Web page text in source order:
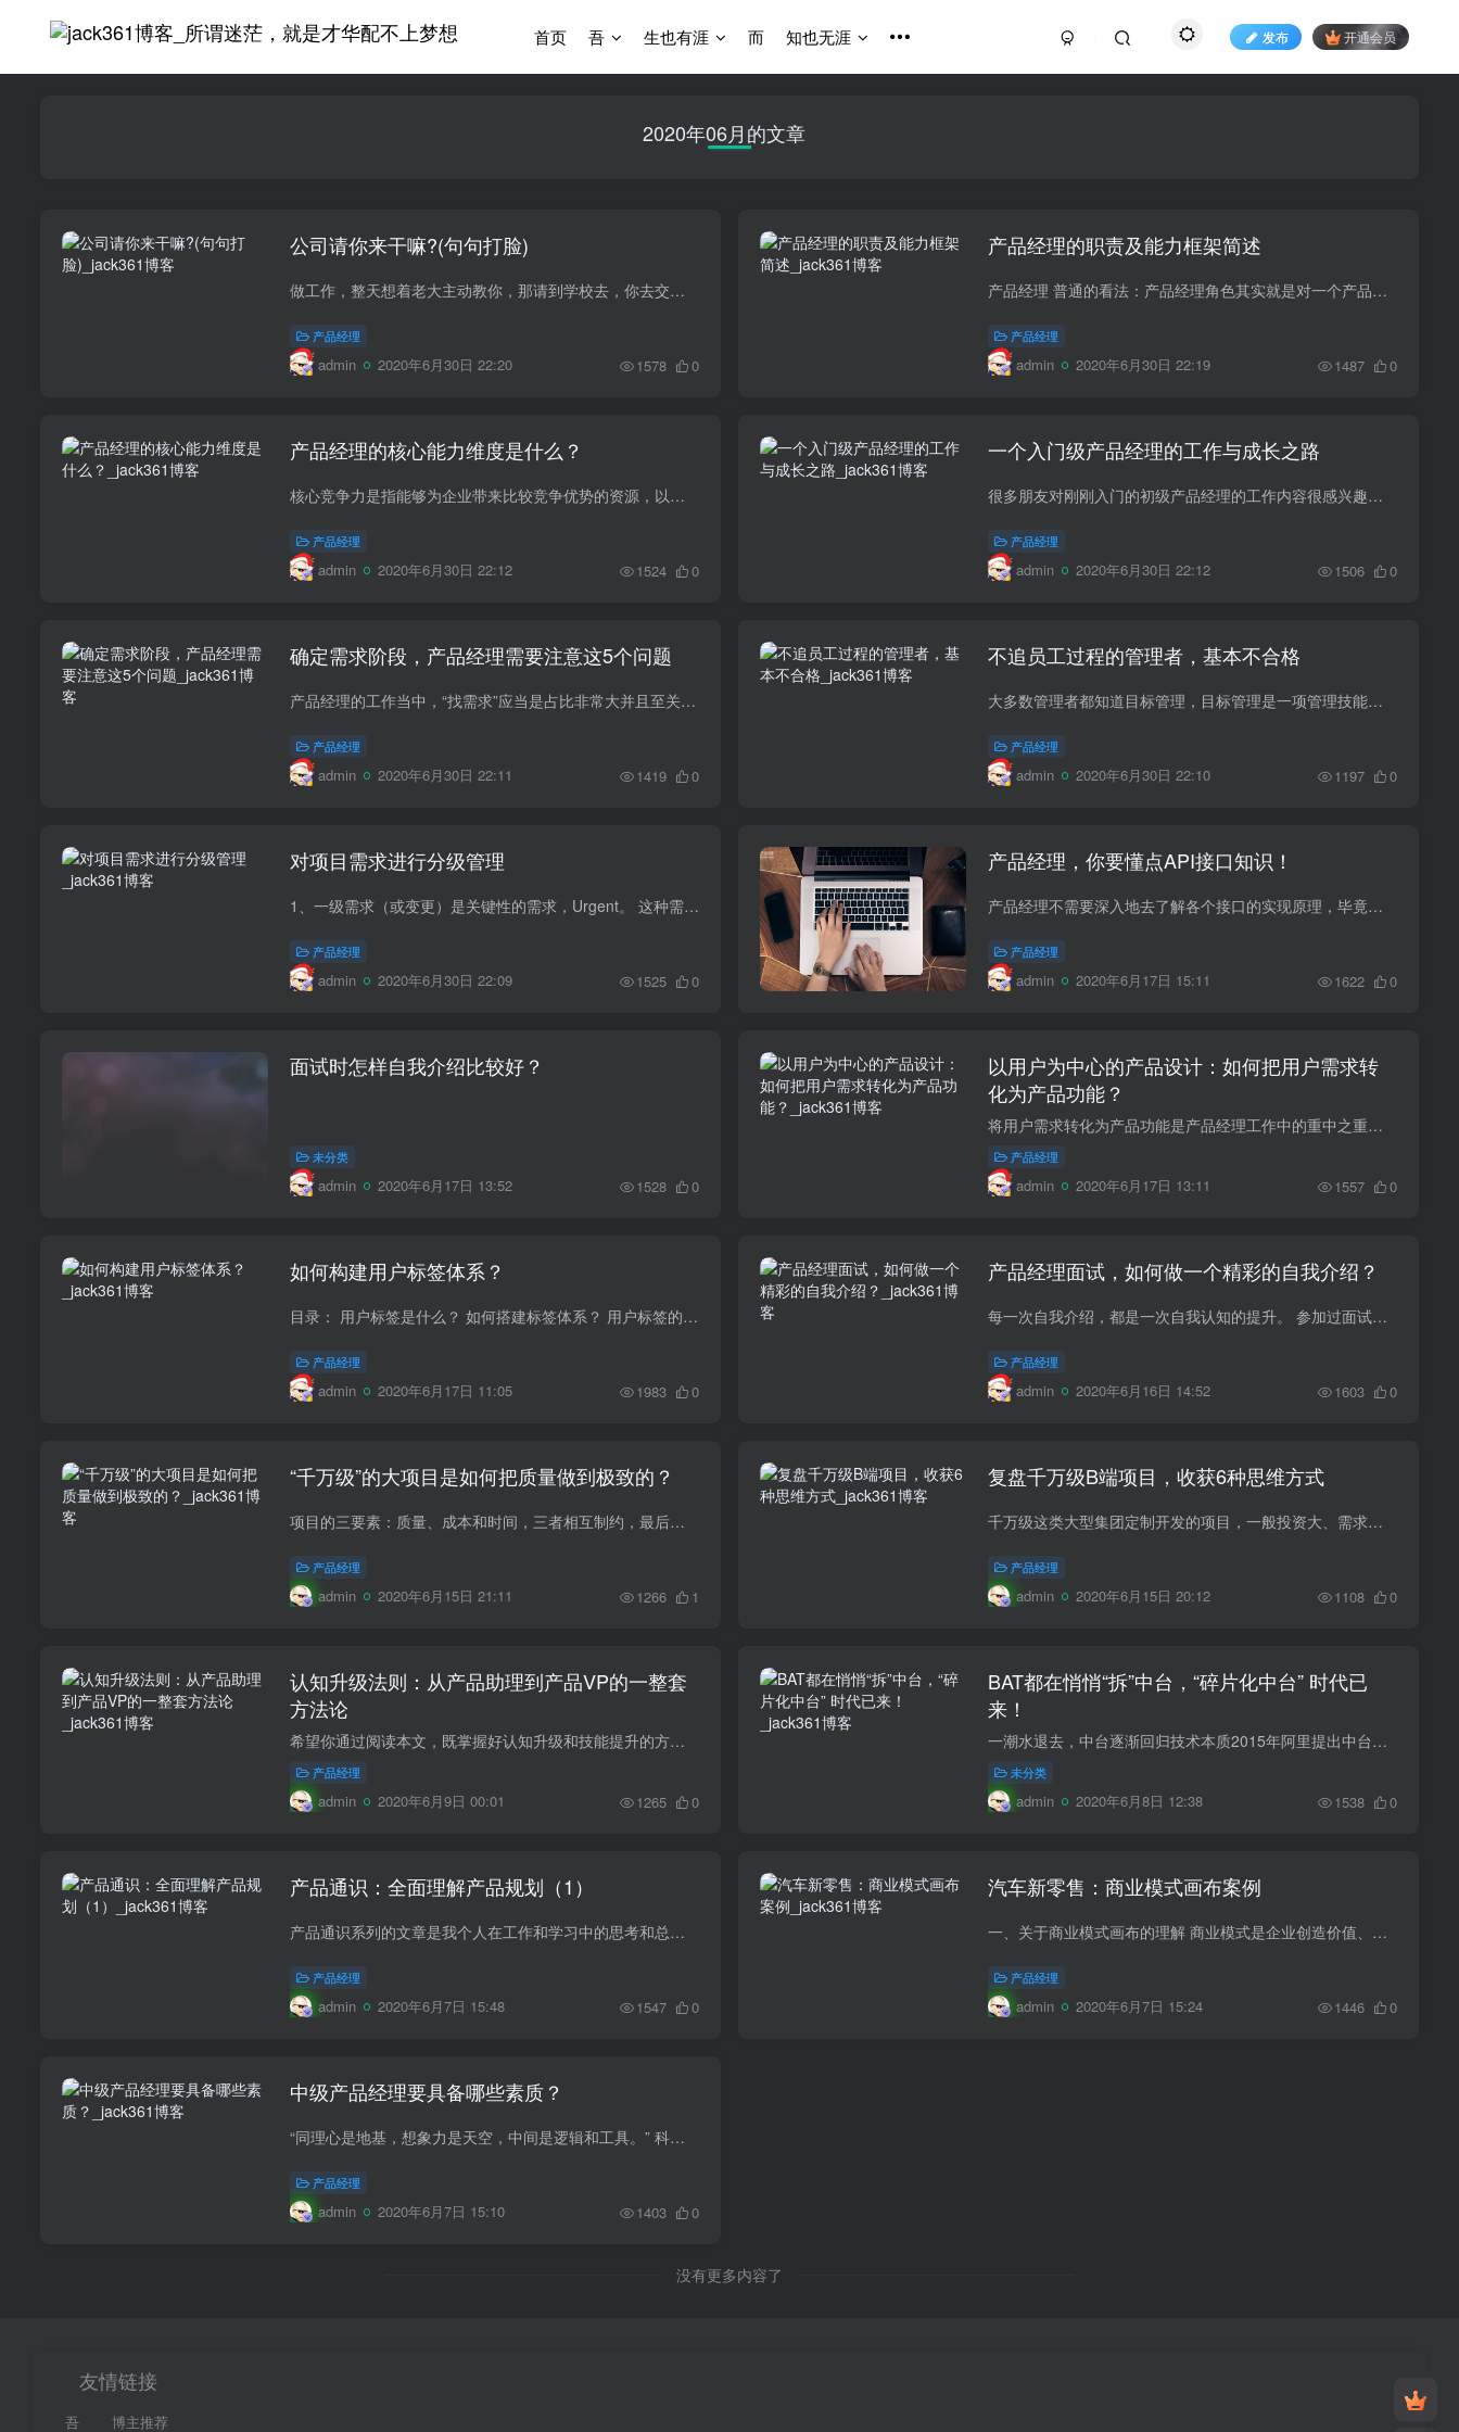
首页 吾 生也有涯 而 知也无涯 发布 开通会员
2020年06月的文章
公司请你来干嘛?(句句打脸)
做工作，整天想着老大主动教你，那请到学校去，你去交学费而不是你领工资！ 做工作，要让老大哄着你做事，那请回妈妈身边去，因为没人有时间无故哄你！ 优秀的人是属于积极、努力...
产品经理
admin 2020年6月30日 22:20 1578 0
产品经理的职责及能力框架简述
产品经理 普通的看法：产品经理角色其实就是对一个产品负根本责任的管理者。 这儿的产品可以是某个产品线/产品，或者是某一产品下的部分（可以看成子产品）。 主要的职责是产品战略和发展的...
产品经理
admin 2020年6月30日 22:19 1487 0
产品经理的核心能力维度是什么？
核心竞争力是指能够为企业带来比较竞争优势的资源，以及资源的配置与整合方式。随着企业资源的变化以及配置与整合效率的提高，企业的核心竞争力也会随之发生变化。凭借着核心竞争力产生的动力，...
产品经理
admin 2020年6月30日 22:12 1524 0
一个入门级产品经理的工作与成长之路
很多朋友对刚刚入门的初级产品经理的工作内容很感兴趣，那么，就分享一下我实习时当产品助理的日常工作内容。 先大概说明一下，我实习公司的项目情况和我当时负责的项目情况，这样大家可能就...
产品经理
admin 2020年6月30日 22:12 1506 0
确定需求阶段，产品经理需要注意这5个问题
产品经理的工作当中，“找需求”应当是占比非常大并且至关重要的一项工作内容。需求阶段是整个产品生命周期中的孕育期，需求能否准确命中，决定着一个功能乃至一个产品的生死。但往往产品经理在...
产品经理
admin 2020年6月30日 22:11 1419 0
不追员工过程的管理者，基本不合格
大多数管理者都知道目标管理，目标管理是一项管理技能，主要方法是让团队成员明确目标，再通过适当的管理方式促使成员达到各自的分目标，最终实现团队的总目标。 根据彼得·德鲁克的观点，目...
产品经理
admin 2020年6月30日 22:10 1197 0
对项目需求进行分级管理
1、一级需求（或变更）是关键性的需求，Urgent。 这种需求如果不满足，意味着整个项目不能正常交付使用，前期工作也会被全部否定。这个级别的需求是必须满足的，否则就意味着否定自身的项目...
产品经理
admin 2020年6月30日 22:09 1525 0
产品经理，你要懂点API接口知识！
产品经理不需要深入地去了解各个接口的实现原理，毕竟术业有专攻，但是了解什么场景应该使用什么样的接口还是很有必要的，可以方便更好地对外提供数据服务。 刚成为产品经理的时候常常听到开发...
产品经理
admin 2020年6月17日 15:11 1622 0
面试时怎样自我介绍比较好？
未分类
admin 2020年6月17日 13:52 1528 0
以用户为中心的产品设计：如何把用户需求转
化为产品功能？
将用户需求转化为产品功能是产品经理工作中的重中之重，只有正确地理解用户需求，准确的转化为产品功能才能真正的实现产品价值。 在日常工作中，产品人员经常会面对一个问题，如何将用户需求转...
产品经理
admin 2020年6月17日 13:11 1557 0
如何构建用户标签体系？
目录： 用户标签是什么？ 如何搭建标签体系？ 用户标签的作用？ 一、用户标签是什么 用户标签是构成用户画像的核心因素，是将用户在平台内所产生的行为数据，分析提炼后生成具有...
产品经理
admin 2020年6月17日 11:05 1983 0
产品经理面试，如何做一个精彩的自我介绍？
每一次自我介绍，都是一次自我认知的提升。 参加过面试的人都知道，进入正式面试环节前，面试官通常会让求职者做个自我介绍。一个精彩的自我介绍是面试成功的基础，决定着面试官对求职者的第一...
产品经理
admin 2020年6月16日 14:52 1603 0
“千万级”的大项目是如何把质量做到极致的？
项目的三要素：质量、成本和时间，三者相互制约，最后达到平衡。对于千万级的大项目来说，成本不是问题，关键在于时间和质量。大多数时候，最首要的是质量。 说白了，越“不差钱”的项目，越...
产品经理
admin 2020年6月15日 21:11 1266 1
复盘千万级B端项目，收获6种思维方式
千万级这类大型集团定制开发的项目，一般投资大、需求多、周期长、且用户关系复杂，本文作者以自己亲身经验，为大家总结出五种适用于这类项目的思维方式。 我要复盘的千万级项目，主要指大型集...
产品经理
admin 2020年6月15日 20:12 1108 0
认知升级法则：从产品助理到产品VP的一整套
方法论
希望你通过阅读本文，既掌握好认知升级和技能提升的方法，也能形成从产品助理到产品VP的一整套方法论。 学习方法是有高阶和低阶的区分的。 从低阶到高阶，学习方法大概有这么几类： ...
产品经理
admin 2020年6月9日 00:01 1265 0
BAT都在悄悄“拆”中台，“碎片化中台” 时代已
来！
一潮水退去，中台逐渐回归技术本质2015年阿里提出中台战略，构建符合DT时代的“大中台，小前台”的组织机制和业务机制，中台的序幕就此来开。时任阿里巴巴CEO的逍遥子不会想到，四年之后中台竟...
未分类
admin 2020年6月8日 12:38 1538 0
产品通识：全面理解产品规划（1）
产品通识系列的文章是我个人在工作和学习中的思考和总结，写作是为了进一步巩固自己，将知识体系化的输出，也是为了与大家分享和探讨。写作的过程本身也是重新思考的过程，相当有意义。 一、什...
产品经理
admin 2020年6月7日 15:48 1547 0
汽车新零售：商业模式画布案例
一、关于商业模式画布的理解 商业模式是企业创造价值、传递价值、获取价值的方式，而商业模式画布是构思和分析商业模式的模型工具，可将商业模式可视化的呈现。商业模式画布分为客户群体、价...
产品经理
admin 2020年6月7日 15:24 1446 0
中级产品经理要具备哪些素质？
“同理心是地基，想象力是天空，中间是逻辑和工具。” 科技创造价值是务实，品位美好生活是浪漫，关注产品细节，服务最广大的用户是务实的浪漫。 这是一个属于产品经理的时代 产品经理是什...
产品经理
admin 2020年6月7日 15:10 1403 0
没有更多内容了
友情链接
吾 博主推荐